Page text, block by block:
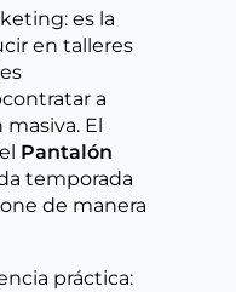
es la
en talleres
a
El
Pantalón
temporada
de manera
práctica: